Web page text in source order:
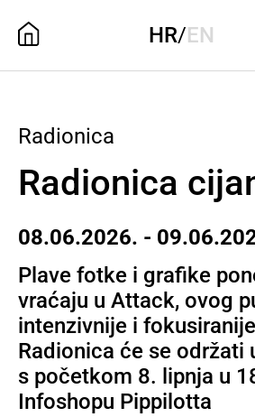
HR/EN
Radionica
Radionica
08.06.2026. -
Plave fotke i grafike
vraćaju u Attack, ovog
intenzivnije i
Radionica će se održati
s početkom 8. lipnja u
Infoshopu Pippilotta